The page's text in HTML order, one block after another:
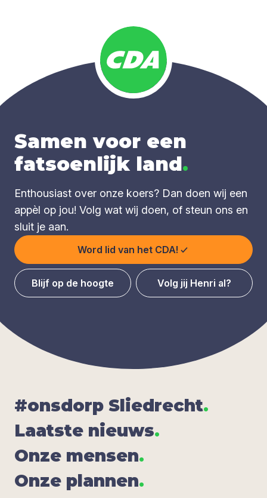
Samen voor een
fatsoenlijk land.
Enthousiast over onze koers? Dan doen wij een
appèl op jou! Volg wat wij doen, of steun ons en
sluit je aan.
Word lid van het CDA!
Blijf op de hoogte Volg jij Henri al?
#ons­dorp Sliedrecht.
Laat­ste nieuws.
Onze men­sen.
Onze plan­nen.